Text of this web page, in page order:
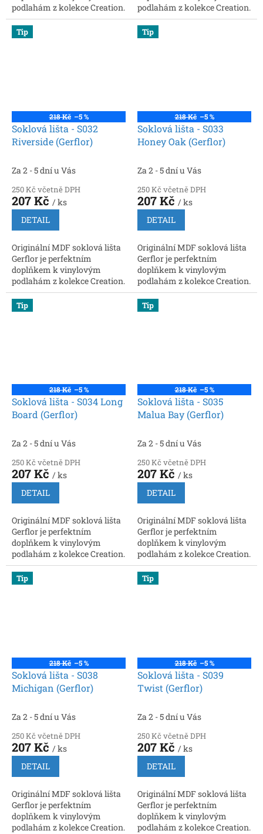
podlahám z kolekce Creation.
Rozměry: 2200 × 60 × 16 mm.
Snadná instalace, možnost
vedení kabelů
podlahám z kolekce Creation.
Rozměry: 2200 × 60 × 16 mm.
Snadná instalace, možnost
vedení kabelů
Tip
218 Kč –5 %
Soklová lišta - S032
Riverside (Gerflor)
Za 2 - 5 dní u Vás
250 Kč včetně DPH
207 Kč / ks
DETAIL
Originální MDF soklová lišta
Gerflor je perfektním
doplňkem k vinylovým
podlahám z kolekce Creation.
Rozměry: 2200 × 60 × 16 mm.
Snadná instalace, možnost
vedení kabelů
Tip
218 Kč –5 %
Soklová lišta - S033
Honey Oak (Gerflor)
Za 2 - 5 dní u Vás
250 Kč včetně DPH
207 Kč / ks
DETAIL
Originální MDF soklová lišta
Gerflor je perfektním
doplňkem k vinylovým
podlahám z kolekce Creation.
Rozměry: 2200 × 60 × 16 mm.
Snadná instalace, možnost
vedení kabelů
Tip
218 Kč –5 %
Soklová lišta - S034 Long
Board (Gerflor)
Za 2 - 5 dní u Vás
250 Kč včetně DPH
207 Kč / ks
DETAIL
Originální MDF soklová lišta
Gerflor je perfektním
doplňkem k vinylovým
podlahám z kolekce Creation.
Rozměry: 2200 × 60 × 16 mm.
Snadná instalace, možnost
vedení kabelů
Tip
218 Kč –5 %
Soklová lišta - S035
Malua Bay (Gerflor)
Za 2 - 5 dní u Vás
250 Kč včetně DPH
207 Kč / ks
DETAIL
Originální MDF soklová lišta
Gerflor je perfektním
doplňkem k vinylovým
podlahám z kolekce Creation.
Rozměry: 2200 × 60 × 16 mm.
Snadná instalace, možnost
vedení kabelů
Tip
218 Kč –5 %
Soklová lišta - S038
Michigan (Gerflor)
Za 2 - 5 dní u Vás
250 Kč včetně DPH
207 Kč / ks
DETAIL
Originální MDF soklová lišta
Gerflor je perfektním
doplňkem k vinylovým
podlahám z kolekce Creation.
Tip
218 Kč –5 %
Soklová lišta - S039
Twist (Gerflor)
Za 2 - 5 dní u Vás
250 Kč včetně DPH
207 Kč / ks
DETAIL
Originální MDF soklová lišta
Gerflor je perfektním
doplňkem k vinylovým
podlahám z kolekce Creation.